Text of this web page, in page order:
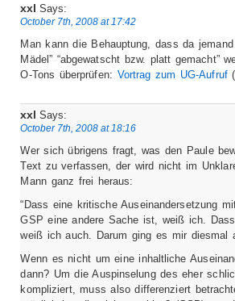
xxl Says:
October 7th, 2008 at 17:42
Man kann die Behauptung, dass da
Mädel” “abgewatscht bzw. platt gemacht”
O-Tons überprüfen: Vortrag zum UG-Aufruf
xxl Says:
October 7th, 2008 at 18:16
Wer sich übrigens fragt, was den Paule
Text zu verfassen, der wird nicht im
Mann ganz frei heraus:
“Dass eine kritische Auseinandersetzung
GSP eine andere Sache ist, weiß ich.
weiß ich auch. Darum ging es mir diesmal
Wenn es nicht um eine inhaltliche
dann? Um die Auspinselung des eher
kompliziert, muss also differenziert